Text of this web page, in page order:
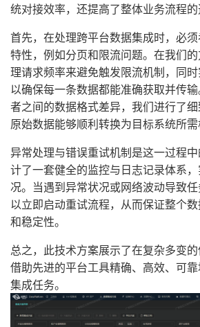
统对接效率，还提高了整体业务流程的
首先，在处理跨平台数据集成时，必
特性，例如分页和限流问题。在我们
理请求频率来避免触发限流机制，同时
以确保每一条数据都能准确获取并传
者之间的数据格式差异，我们进行了
原始数据能够顺利转换为目标系统所需
异常处理与错误重试机制是这一过程
计了一套健全的监控与日志记录体系
况。当遇到异常状况或网络波动导致
以立即启动重试流程，从而保证整个
和稳定性。
总之，此技术方案展示了在复杂多变
借助先进的平台工具精确、高效、可
集成任务。